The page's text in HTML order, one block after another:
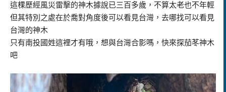
這棵歷經風災雷擊的神木據說已三百多歲，不算太老也不年輕
但其特別之處在於喬對角度後可以看見台灣，去哪找可以看見
台灣的神木
只有南投國姓這裡才有哦，想與台灣合影嗎，快來探茄苳神木
吧